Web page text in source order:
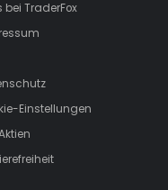
bei TraderFox
Einstellungen